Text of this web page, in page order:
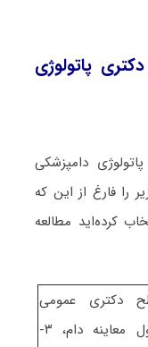
پاتولوژی
دامپزشکی
را فارغ از این که
کرده‌اید مطالعه
دکتری عمومی
دامپزشکی شامل ۲- اصول معاینه دام، ۳-